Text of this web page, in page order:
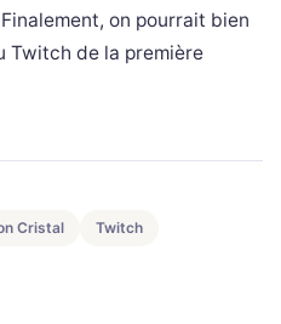
on pourrait bien
Twitch de la première
Cristal
Twitch